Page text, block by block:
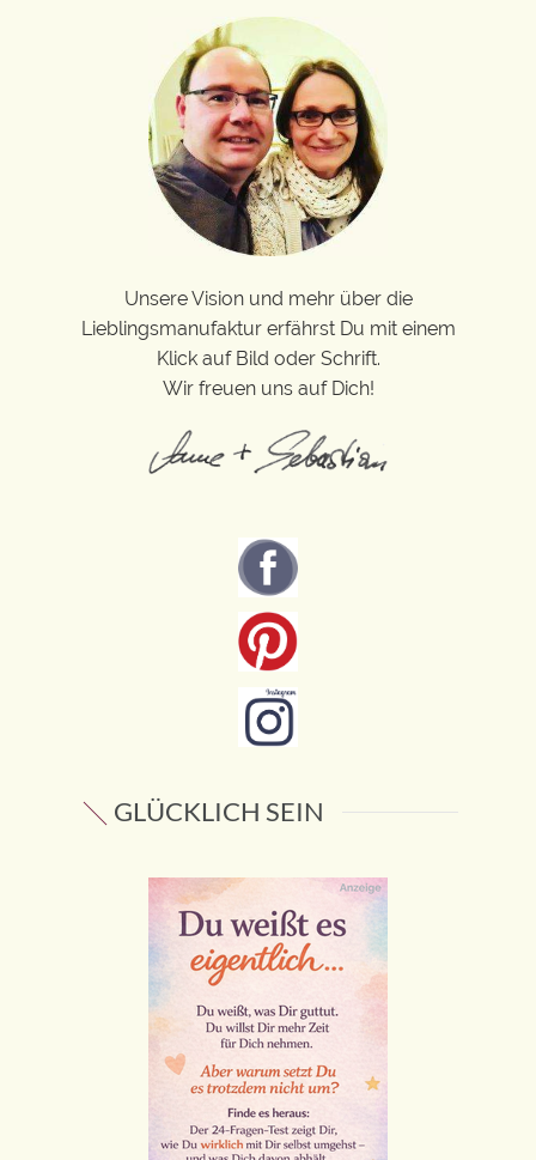
Unsere Vision und mehr über die
Lieblingsmanufaktur erfährst Du mit einem
Klick auf Bild oder Schrift.
Wir freuen uns auf Dich!
GLÜCKLICH SEIN